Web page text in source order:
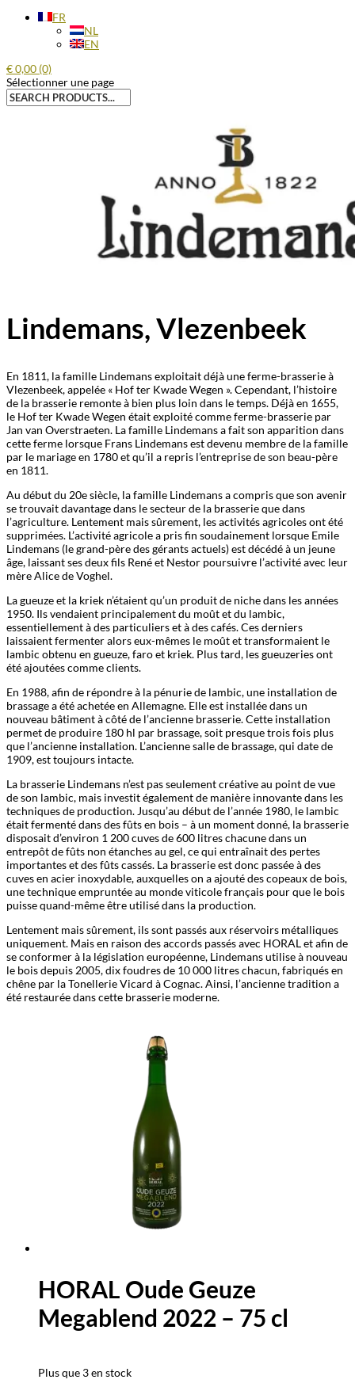
FR
NL
EN
€0,00 (0)
Sélectionner une page
Recherche
pour :
Lindemans, Vlezenbeek
En 1811, la famille Lindemans exploitait déjà une ferme-brasserie à
Vlezenbeek, appelée « Hof ter Kwade Wegen ». Cependant, l’histoire
de la brasserie remonte à bien plus loin dans le temps. Déjà en 1655,
le Hof ter Kwade Wegen était exploité comme ferme-brasserie par
Jan van Overstraeten. La famille Lindemans a fait son apparition dans
cette ferme lorsque Frans Lindemans est devenu membre de la famille
par le mariage en 1780 et qu’il a repris l’entreprise de son beau-père
en 1811.
Au début du 20e siècle, la famille Lindemans a compris que son avenir
se trouvait davantage dans le secteur de la brasserie que dans
l’agriculture. Lentement mais sûrement, les activités agricoles ont été
supprimées. L’activité agricole a pris fin soudainement lorsque Emile
Lindemans (le grand-père des gérants actuels) est décédé à un jeune
âge, laissant ses deux fils René et Nestor poursuivre l’activité avec leur
mère Alice de Voghel.
La gueuze et la kriek n’étaient qu’un produit de niche dans les années
1950. Ils vendaient principalement du moût et du lambic,
essentiellement à des particuliers et à des cafés. Ces derniers
laissaient fermenter alors eux-mêmes le moût et transformaient le
lambic obtenu en gueuze, faro et kriek. Plus tard, les gueuzeries ont
été ajoutées comme clients.
En 1988, afin de répondre à la pénurie de lambic, une installation de
brassage a été achetée en Allemagne. Elle est installée dans un
nouveau bâtiment à côté de l’ancienne brasserie. Cette installation
permet de produire 180 hl par brassage, soit presque trois fois plus
que l’ancienne installation. L’ancienne salle de brassage, qui date de
1909, est toujours intacte.
La brasserie Lindemans n’est pas seulement créative au point de vue
de son lambic, mais investit également de manière innovante dans les
techniques de production. Jusqu’au début de l’année 1980, le lambic
était fermenté dans des fûts en bois – à un moment donné, la brasserie
disposait d’environ 1 200 cuves de 600 litres chacune dans un
entrepôt de fûts non étanches au gel, ce qui entraînait des pertes
importantes et des fûts cassés. La brasserie est donc passée à des
cuves en acier inoxydable, auxquelles on a ajouté des copeaux de bois,
une technique empruntée au monde viticole français pour que le bois
puisse quand-même être utilisé dans la production.
Lentement mais sûrement, ils sont passés aux réservoirs métalliques
uniquement. Mais en raison des accords passés avec HORAL et afin de
se conformer à la législation européenne, Lindemans utilise à nouveau
le bois depuis 2005, dix foudres de 10 000 litres chacun, fabriqués en
chêne par la Tonellerie Vicard à Cognac. Ainsi, l’ancienne tradition a
été restaurée dans cette brasserie moderne.
HORAL Oude Geuze
Megablend 2022 – 75 cl
Plus que 3 en stock